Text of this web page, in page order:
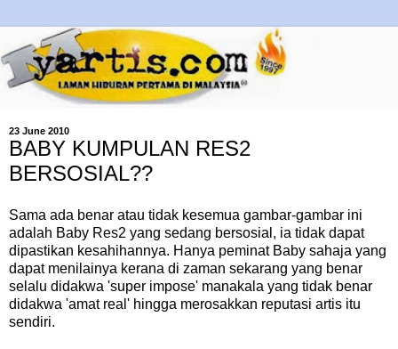
23 June 2010
BABY KUMPULAN RES2
BERSOSIAL??
Sama ada benar atau tidak kesemua gambar-gambar ini
adalah Baby Res2 yang sedang bersosial, ia tidak dapat
dipastikan kesahihannya. Hanya peminat Baby sahaja yang
dapat menilainya kerana di zaman sekarang yang benar
selalu didakwa 'super impose' manakala yang tidak benar
didakwa 'amat real' hingga merosakkan reputasi artis itu
sendiri.